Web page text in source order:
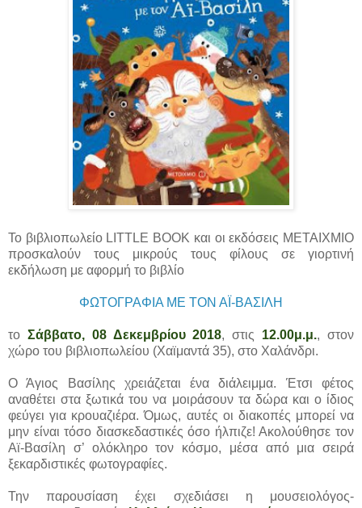
Το βιβλιοπωλείο LITTLE BOOK και οι εκδόσεις ΜΕΤΑΙΧΜΙΟ
προσκαλούν τους μικρούς τους φίλους σε γιορτινή
εκδήλωση με αφορμή το βιβλίο
ΦΩΤΟΓΡΑΦΙΑ ΜΕ ΤΟΝ ΑΪ-ΒΑΣΙΛΗ
το Σάββατο, 08 Δεκεμβρίου 2018, στις 12.00μ.μ., στον
χώρο του βιβλιοπωλείου (Χαϊμαντά 35), στο Χαλάνδρι.
Ο Άγιος Βασίλης χρειάζεται ένα διάλειμμα. Έτσι φέτος
αναθέτει στα ξωτικά του να μοιράσουν τα δώρα και ο ίδιος
φεύγει για κρουαζιέρα. Όμως, αυτές οι διακοπές μπορεί να
μην είναι τόσο διασκεδαστικές όσο ήλπιζε! Ακολούθησε τον
Αϊ-Βασίλη σ’ ολόκληρο τον κόσμο, μέσα από μια σειρά
ξεκαρδιστικές φωτογραφίες.
Την παρουσίαση έχει σχεδιάσει η μουσειολόγος-